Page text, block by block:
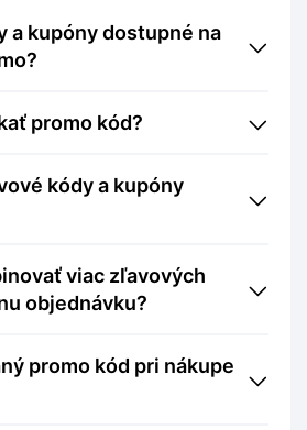
promo kód?
objednávku?